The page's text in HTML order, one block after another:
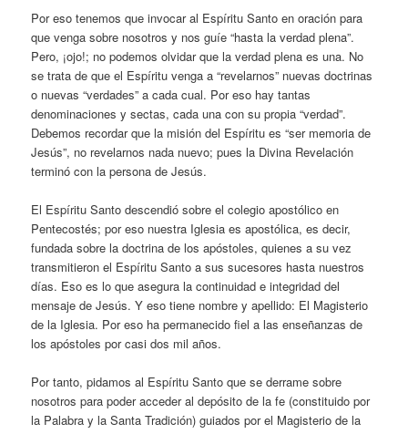
Por eso tenemos que invocar al Espíritu Santo en oración para
que venga sobre nosotros y nos guíe “hasta la verdad plena”.
Pero, ¡ojo!; no podemos olvidar que la verdad plena es una. No
se trata de que el Espíritu venga a “revelarnos” nuevas doctrinas
o nuevas “verdades” a cada cual. Por eso hay tantas
denominaciones y sectas, cada una con su propia “verdad”.
Debemos recordar que la misión del Espíritu es “ser memoria de
Jesús”, no revelarnos nada nuevo; pues la Divina Revelación
terminó con la persona de Jesús.
El Espíritu Santo descendió sobre el colegio apostólico en
Pentecostés; por eso nuestra Iglesia es apostólica, es decir,
fundada sobre la doctrina de los apóstoles, quienes a su vez
transmitieron el Espíritu Santo a sus sucesores hasta nuestros
días. Eso es lo que asegura la continuidad e integridad del
mensaje de Jesús. Y eso tiene nombre y apellido: El Magisterio
de la Iglesia. Por eso ha permanecido fiel a las enseñanzas de
los apóstoles por casi dos mil años.
Por tanto, pidamos al Espíritu Santo que se derrame sobre
nosotros para poder acceder al depósito de la fe (constituido por
la Palabra y la Santa Tradición) guiados por el Magisterio de la